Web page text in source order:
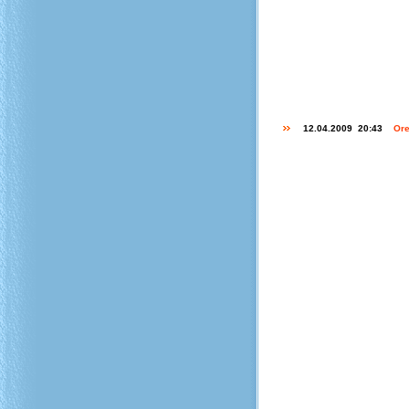
12.04.2009 20:43